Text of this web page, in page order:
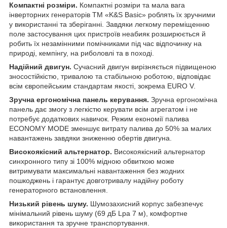
Компактні розміри. Компактні розміри та мала вага
інверторних генераторів ТМ «K&S Basic» роблять їх зручними
у використанні та зберіганні. Завдяки легкому переміщенню
поле застосування цих пристроїв неабияк розширюється й
робить їх незамінними помічниками під час відпочинку на
природі, кемпінгу, на риболовлі та в поході.
Надійний двигун. Сучасний двигун вирізняється підвищеною
зносостійкістю, тривалою та стабільною роботою, відповідає
всім європейським стандартам якості, зокрема EURO V.
Зручна ергономічна панель керування. Зручна ергономічна
панель дає змогу з легкістю керувати всім агрегатом і не
потребує додаткових навичок. Режим економії палива
ECONOMY MODE зменшує витрату палива до 50% за малих
навантажень завдяки зниженню обертів двигуна.
Високоякісний альтернатор. Високоякісний альтернатор
синхронного типу зі 100% мідною обвиткою може
витримувати максимальні навантаження без жодних
пошкоджень і гарантує довготривалу надійну роботу
генераторного встановлення.
Низький рівень шуму. Шумозахисний корпус забезпечує
мінімальний рівень шуму (69 дБ Lpa 7 м), комфортне
використання та зручне транспортування.